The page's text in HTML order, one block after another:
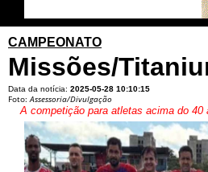
CAMPEONATO
Missões/
Data da notícia: 2025-05-28 10:10:15
Foto:Assessoria/Divulgação
A competição para atletas acima do